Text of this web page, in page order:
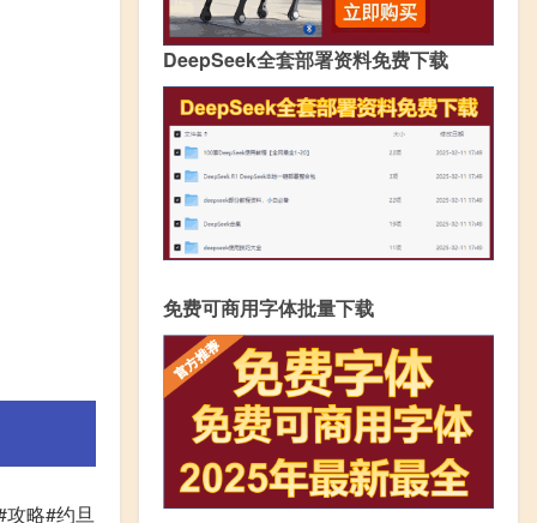
攻略#约旦
DeepSeek全套部署资料免费下载
免费可商用字体批量下载